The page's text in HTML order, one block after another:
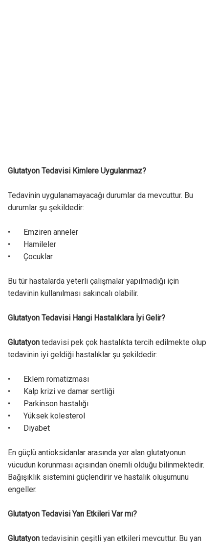
Glutatyon Tedavisi Kimlere Uygulanmaz?
Tedavinin uygulanamayacağı durumlar da mevcuttur. Bu
durumlar şu şekildedir:
•
Emziren anneler
•
Hamileler
•
Çocuklar
Bu tür hastalarda yeterli çalışmalar yapılmadığı için
tedavinin kullanılması sakıncalı olabilir.
Glutatyon Tedavisi Hangi Hastalıklara İyi Gelir?
Glutatyontedavisi pek çok hastalıkta tercih edilmekte olup
tedavinin iyi geldiği hastalıklar şu şekildedir:
•
Eklem romatizması
•
Kalp krizi ve damar sertliği
•
Parkinson hastalığı
•
Yüksek kolesterol
•
Diyabet
En güçlü antioksidanlar arasında yer alan glutatyonun
vücudun korunması açısından önemli olduğu bilinmektedir.
Bağışıklık sistemini güçlendirir ve hastalık oluşumunu
engeller.
Glutatyon Tedavisi Yan Etkileri Var mı?
Glutatyontedavisinin çeşitli yan etkileri mevcuttur. Bu yan